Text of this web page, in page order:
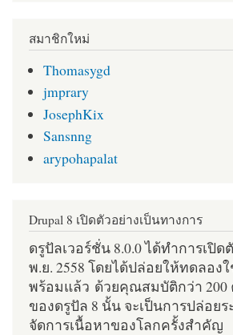
สมาชิกใหม่
Thomasygd
jmprary
JosephKix
Sansnng
arypohapalat
Drupal 8 เปิดตัวอย่างเป็นทางการ
ดรูปัลเวอร์ชั่น 8.0.0 ได้ทำการเปิด
พ.ย. 2558 โดยได้ปล่อยให้ทดลอง
พร้อมแล้ว ด้วยคุณสมบัติกว่า
ของดรูปัล 8 นั้น จะเป็นการปล่อยร
จัดการเนื้อหาของโลกครั้งสำคัญ